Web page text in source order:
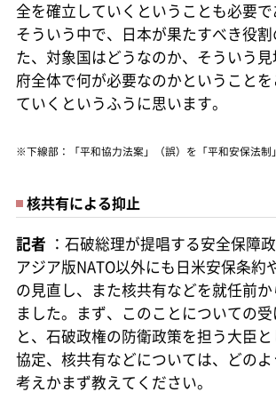
全を確立していくということも必要で
そういう中で、日本が果たすべき役
た、対象国はどうなのか、そういう
府全体で何が必要なのかということ
ていくというふうに思います。
※下線部：「平和協力法案」（誤）を「平和安保法制
核共有による抑止
記者 ：石破総理が提唱する安全保障
アジア版NATO以外にも日米安保条約
の見直し、また核共有などを就任前
ました。まず、このことについての
と、石破政権の防衛政策を担う大臣
協定、核共有などについては、どの
考えかまず教えてください。